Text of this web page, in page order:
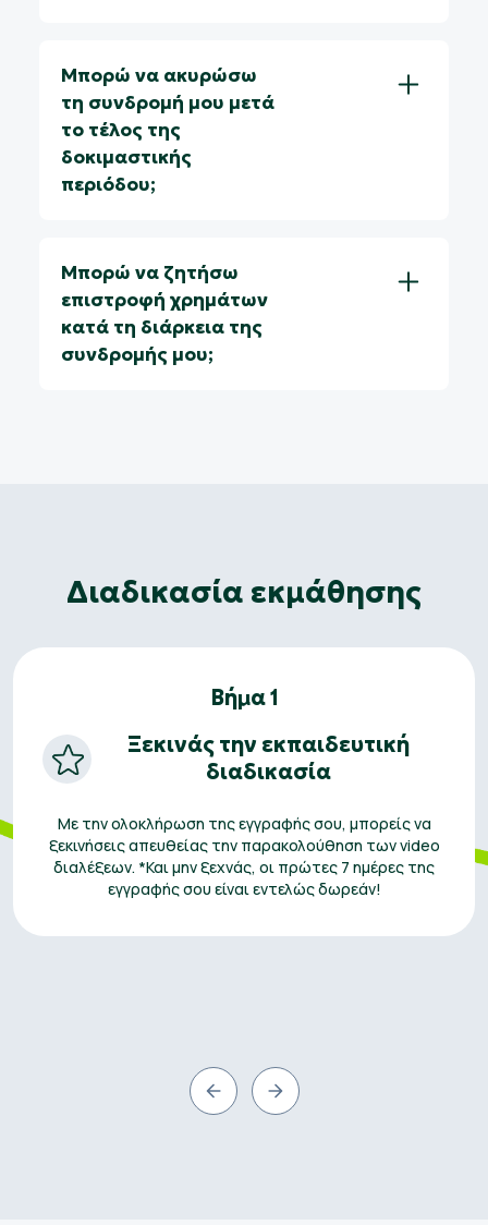
Μπορώ να ακυρώσω
τη συνδρομή μου μετά
το τέλος της
δοκιμαστικής
περιόδου;
Μπορώ να ζητήσω
επιστροφή χρημάτων
κατά τη διάρκεια της
συνδρομής μου;
Διαδικασία εκμάθησης
Βήμα 1
Ξεκινάς την εκπαιδευτική
διαδικασία
Με την ολοκλήρωση της εγγραφής σου, μπορείς να
ξεκινήσεις απευθείας την παρακολούθηση των video
διαλέξεων. *Και μην ξεχνάς, οι πρώτες 7 ημέρες της
εγγραφής σου είναι εντελώς δωρεάν!